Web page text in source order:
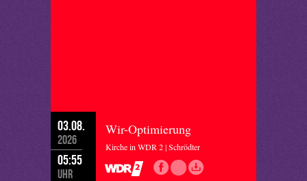
03.08.
2026
05:55
Uhr
Wir-Optimierung
Kirche in WDR 2 | Schrödter